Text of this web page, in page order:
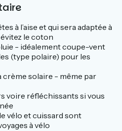
à l’aise et qui sera adaptée à
évitez le coton
- idéalement coupe-vent
(type polaire) pour les
crème solaire - même par
voire réfléchissants si vous
vélo et cuissard sont
à vélo